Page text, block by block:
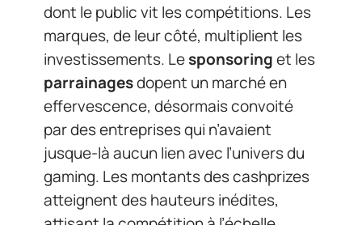
dont le public vit les compétitions. Les
marques, de leur côté, multiplient les
investissements. Lesponsoringet les
parrainagesdopent un marché en
effervescence, désormais convoité
par des entreprises qui n’avaient
jusque-là aucun lien avec l’univers du
gaming. Les montants des cashprizes
atteignent des hauteurs inédites,